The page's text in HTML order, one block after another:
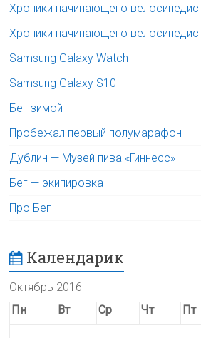
Хроники начинающего
Хроники начинающего
Samsung Galaxy Watch
Samsung Galaxy S10
Бег зимой
Пробежал первый полумарафон
Дублин — Музей пива «Гиннесс»
Бег — экипировка
Про Бег
Календарик
Октябрь 2016
Пн
Вт Ср Чт Пт